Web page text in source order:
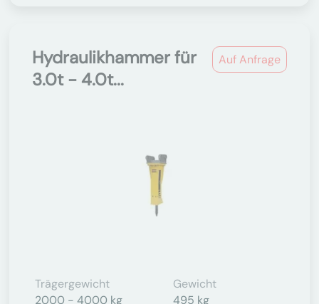
Auf Anfrage
Hydraulikhammer für
3.0t - 4.0t...
Trägergewicht
2000 - 4000 kg
Gewicht
495 kg